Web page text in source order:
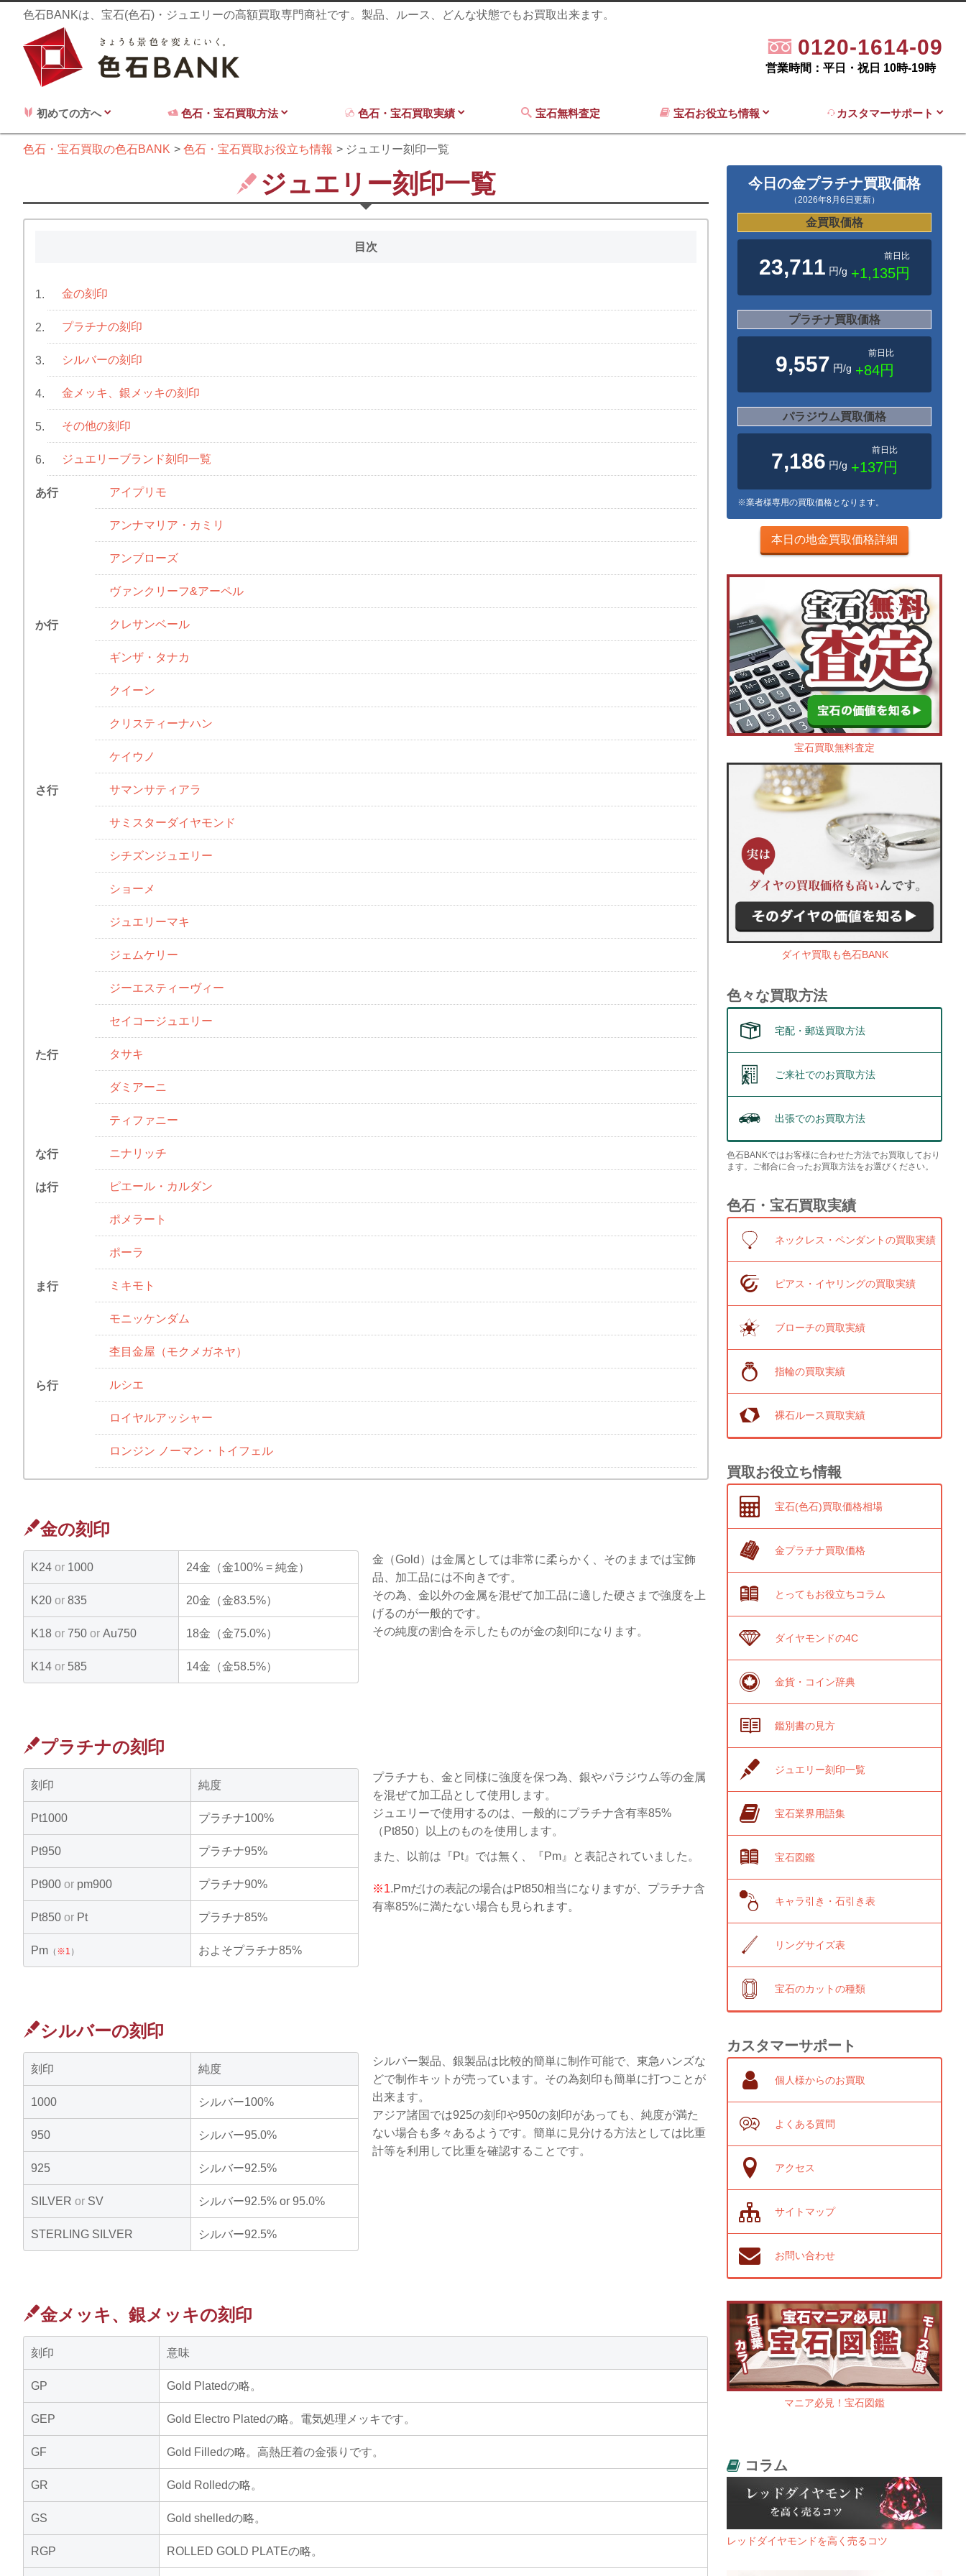
色石BANKは、宝石(色石)・ジュエリーの高額買取専門商社です。製品、ルース、どんな状態でもお買取出来ます。
0120-1614-09
営業時間：平日・祝日 10時-19時
初めての方へ 色石・宝石買取方法 色石・宝石買取実績 宝石無料査定 宝石お役立ち情報 カスタマーサポート
色石・宝石買取の色石BANK 色石・宝石買取お役立ち情報 ジュエリー刻印一覧
ジュエリー刻印一覧
目次
1. 金の刻印
2. プラチナの刻印
3. シルバーの刻印
4. 金メッキ、銀メッキの刻印
5. その他の刻印
6. ジュエリーブランド刻印一覧
あ行 アイプリモ
アンナマリア・カミリ
アンブローズ
ヴァンクリーフ&アーペル
か行 クレサンベール
ギンザ・タナカ
クイーン
クリスティーナハン
ケイウノ
さ行 サマンサティアラ
サミスターダイヤモンド
シチズンジュエリー
ショーメ
ジュエリーマキ
ジェムケリー
ジーエスティーヴィー
セイコージュエリー
た行 タサキ
ダミアーニ
ティファニー
な行 ニナリッチ
は行 ピエール・カルダン
ポメラート
ポーラ
ま行 ミキモト
モニッケンダム
杢目金屋（モクメガネヤ）
ら行 ルシエ
ロイヤルアッシャー
ロンジン ノーマン・トイフェル
金の刻印
K24 or 1000 24金（金100% = 純金）
K20 or 835 20金（金83.5%）
K18 or 750 or Au750 18金（金75.0%）
K14 or 585 14金（金58.5%）
金（Gold）は金属としては非常に柔らかく、そのままでは宝飾
品、加工品には不向きです。
その為、金以外の金属を混ぜて加工品に適した硬さまで強度を上
げるのが一般的です。
その純度の割合を示したものが金の刻印になります。
プラチナの刻印
刻印 純度
Pt1000 プラチナ100%
Pt950 プラチナ95%
Pt900 or pm900 プラチナ90%
Pt850 or Pt プラチナ85%
Pm （ ※1 ） およそプラチナ85%
プラチナも、金と同様に強度を保つ為、銀やパラジウム等の金属
を混ぜて加工品として使用します。
ジュエリーで使用するのは、一般的にプラチナ含有率85%
（Pt850）以上のものを使用します。
また、以前は『Pt』では無く、『Pm』と表記されていました。
※1.Pmだけの表記の場合はPt850相当になりますが、プラチナ含
有率85%に満たない場合も見られます。
シルバーの刻印
刻印 純度
1000 シルバー100%
950 シルバー95.0%
925 シルバー92.5%
SILVER or SV シルバー92.5% or 95.0%
STERLING SILVER シルバー92.5%
シルバー製品、銀製品は比較的簡単に制作可能で、東急ハンズな
どで制作キットが売っています。その為刻印も簡単に打つことが
出来ます。
アジア諸国では925の刻印や950の刻印があっても、純度が満た
ない場合も多々あるようです。簡単に見分ける方法としては比重
計等を利用して比重を確認することです。
金メッキ、銀メッキの刻印
刻印 意味
GP Gold Platedの略。
GEP Gold Electro Platedの略。電気処理メッキです。
GF Gold Filledの略。高熱圧着の金張りです。
GR Gold Rolledの略。
GS Gold shelledの略。
RGP ROLLED GOLD PLATEの略。
今日の金プラチナ買取価格
（2026年8月6日更新）
金買取価格
23,711 円/g
前日比
+1,135円
プラチナ買取価格
9,557 円/g
前日比
+84円
パラジウム買取価格
7,186 円/g
前日比
+137円
※業者様専用の買取価格となります。
本日の地金買取価格詳細
宝石買取無料査定
ダイヤ買取も色石BANK
色々な買取方法
宅配・郵送買取方法
ご来社でのお買取方法
出張でのお買取方法
色石BANKではお客様に合わせた方法でお買取しており
ます。ご都合に合ったお買取方法をお選びください。
色石・宝石買取実績
ネックレス・ペンダントの買取実績
ピアス・イヤリングの買取実績
ブローチの買取実績
指輪の買取実績
裸石ルース買取実績
買取お役立ち情報
宝石(色石)買取価格相場
金プラチナ買取価格
とってもお役立ちコラム
ダイヤモンドの4C
金貨・コイン辞典
鑑別書の見方
ジュエリー刻印一覧
宝石業界用語集
宝石図鑑
キャラ引き・石引き表
リングサイズ表
宝石のカットの種類
カスタマーサポート
個人様からのお買取
よくある質問
アクセス
サイトマップ
お問い合わせ
マニア必見！宝石図鑑
コラム
レッドダイヤモンドを高く売るコツ